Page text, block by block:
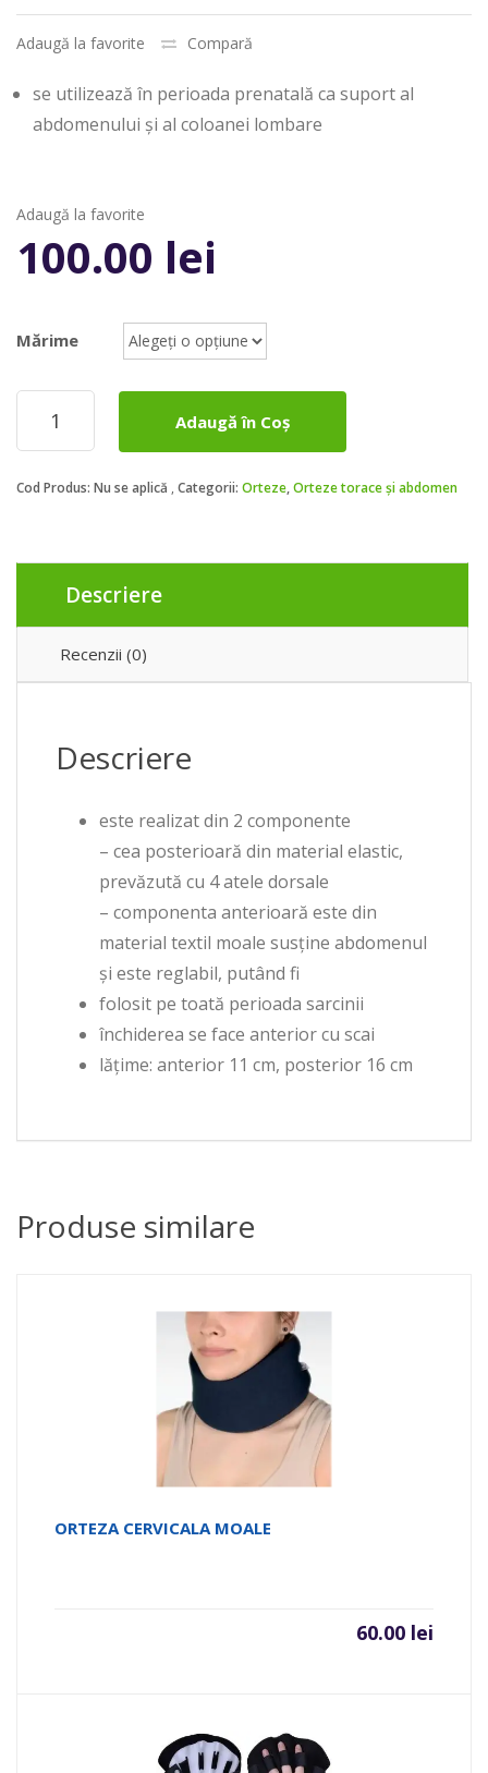
Adaugă la favorite Compară
se utilizează în perioada prenatală ca suport al
abdomenului şi al coloanei lombare
Adaugă la favorite
100.00 lei
Mărime
Cantitate
LOMBOSTAT
MATERNITY
Adaugă în Coș
Cod Produs: Nu se aplică Categorii: Orteze,Orteze torace și abdomen
Descriere
Recenzii (0)
Descriere
este realizat din 2 componente
– cea posterioară din material elastic,
prevăzută cu 4 atele dorsale
– componenta anterioară este din
material textil moale susţine abdomenul
şi este reglabil, putând fi
folosit pe toată perioada sarcinii
închiderea se face anterior cu scai
lăţime: anterior 11 cm, posterior 16 cm
Produse similare
ORTEZA CERVICALA MOALE
60.00 lei